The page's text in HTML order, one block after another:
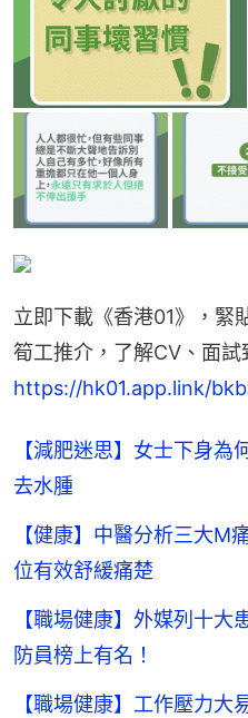
立即下載《香港01》，緊
筍工推介，了解CV、面試
https://hk01.app.link/
【減肥迷思】女士下身
去水腫
【健康】中醫分析三大
位有效舒緩痛楚
【職場健康】外媒列十
防員榜上有名！
【職場健康】工作壓力